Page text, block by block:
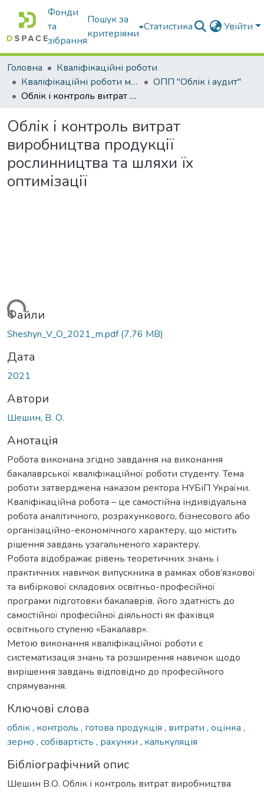
Фонди
та
зібрання
Пошук за
критеріями
Статистика Увійти
Головна
Кваліфікаційні роботи
Кваліфікаційні роботи магістрів
ОПП "Облік і аудит"
Облік і контроль витрат виробництва продукції рослинництва та шляхи їх оптимізації
Облік і контроль витрат
виробництва продукції
рослинництва та шляхи їх
оптимізації
Файли
Sheshyn_V_O_2021_m.pdf(7,76 MB)
Дата
2021
Автори
Шешин, В. О.
Анотація
Робота виконана згідно завдання на виконання
бакалаврської кваліфікаційної роботи студенту. Тема
роботи затверджена наказом ректора НУБіП України.
Кваліфікаційна робота – це самостійна індивідуальна
робота аналітичного, розрахункового, бізнесового або
організаційно-економічного характеру, що містить
рішення завдань узагальненого характеру.
Робота відображає рівень теоретичних знань і
практичних навичок випускника в рамках обов’язкової
та вибіркової складових освітньо-професійної
програми підготовки бакалаврів, його здатність до
самостійної професійної діяльності як фахівця
освітнього ступеню «Бакалавр».
Метою виконання кваліфікаційної роботи є
систематизація знань та розширення навичок щодо
вирішення завдань відповідно до професійного
спрямування.
Ключові слова
облік, контроль , готова продукція , витрати , оцінка ,
зерно , собівартість , рахунки , калькуляція
Бібліографічний опис
Шешин В.О. Облік і контроль витрат виробництва